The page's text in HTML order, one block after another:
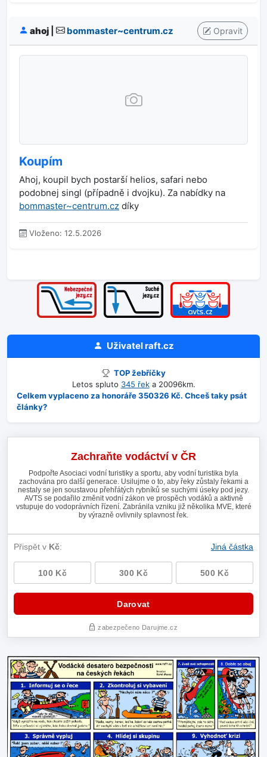
ahoj bommaster~centrum.cz Opravit
Koupím
Ahoj, koupil bych postarší helios, safari nebo
podobnej singl (případně i dvojku). Za nabídky na
bommaster~centrum.cz díky
Vloženo: 12.5.2026
Uživatelraft.cz
TOP žebříčky
Letos spluto 345 řeka 20096km.
Celkem vyplaceno za honoráře 350326 Kč. Chceš taky psát
články?